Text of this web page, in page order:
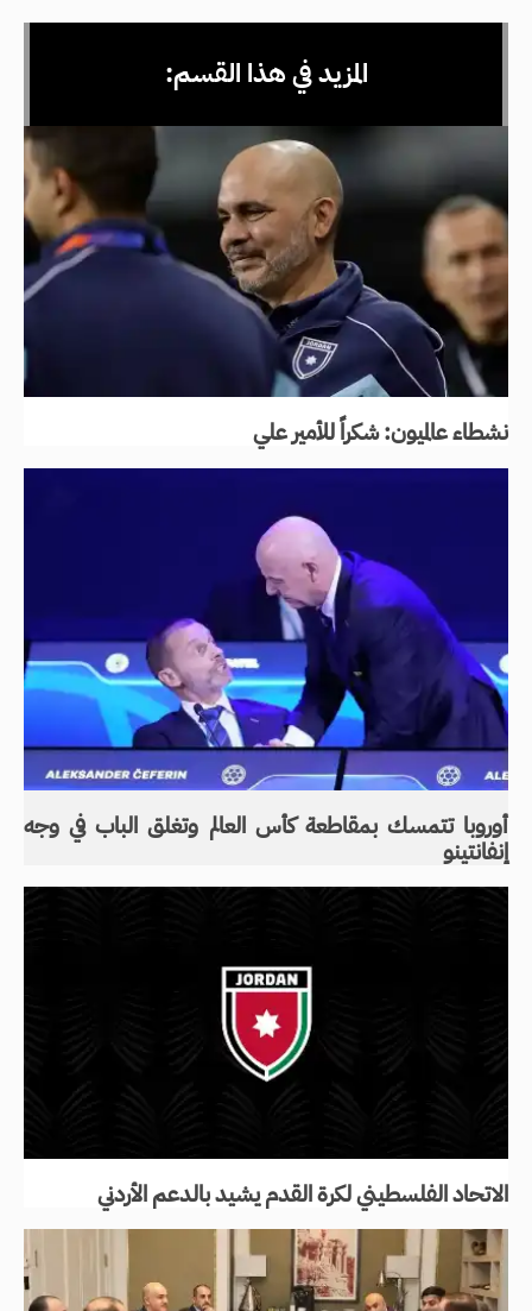
المزيد في هذا القسم:
نشطاء عالميون: شكراً للأمير علي
أوروبا تتمسك بمقاطعة كأس العالم وتغلق الباب في وجه
إنفانتينو
الاتحاد الفلسطيني لكرة القدم يشيد بالدعم الأردني